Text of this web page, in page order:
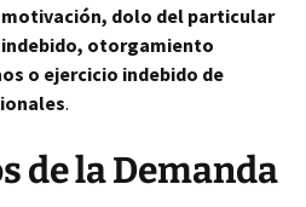
dolo del particular
otorgamiento
o ejercicio indebido de
.
de la Demanda